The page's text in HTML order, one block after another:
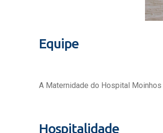
Equipe
A Maternidade do Hospital
Hospitalidade